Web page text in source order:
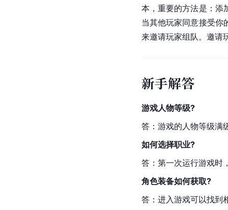
本，重要的方法是：添
当其他玩家同意接受你
来邀请玩家组队。邀请
新手解答
游戏人物等级?
答：游戏的人物等级满
如何选择职业?
答：第一次运行游戏时
角色装备如何获取?
答：进入游戏可以找到